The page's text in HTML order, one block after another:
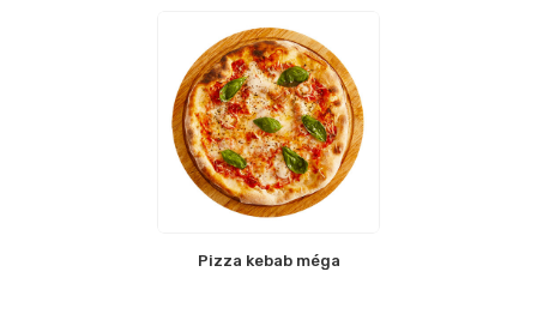
Pizza kebab méga